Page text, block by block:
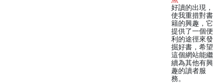
好讀的出現，
使我重措對書
籍的興趣，它
提供了一個便
利的途徑來發
掘好書，希望
這個網站能繼
續為其他有興
趣的讀者服
務。